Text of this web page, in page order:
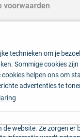
voorwaarden
technieken om je
Sommige cookies
helpen ons om
advertenties te
de website. Ze zorgen er